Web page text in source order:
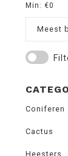
Min: €0
Meest
Coniferen
Cactus
Heesters